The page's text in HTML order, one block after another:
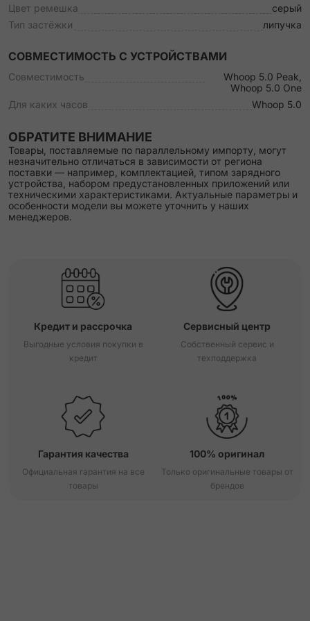
Цвет ремешка
серый
Тип застёжки
липучка
СОВМЕСТИМОСТЬ С УСТРОЙСТВАМИ
Совместимость
Whoop 5.0 Peak,
Whoop 5.0 One
Для каких часов
Whoop 5.0
ОБРАТИТЕ ВНИМАНИЕ
Товары, поставляемые по параллельному импорту, могут
незначительно отличаться в зависимости от региона
поставки — например, комплектацией, типом зарядного
устройства, набором предустановленных приложений или
техническими характеристиками. Актуальные параметры и
особенности модели вы можете уточнить у наших
менеджеров.
Кредит и рассрочка
Выгодные условия покупки в
кредит
Сервисный центр
Собственный сервис и
техподдержка
Гарантия качества
Официальная гарантия на все
товары
100% оригинал
Только оригинальные товары от
брендов